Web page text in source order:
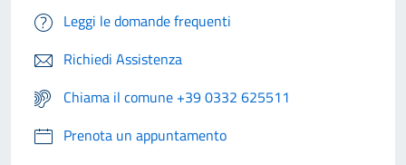
Leggi le domande frequenti
Richiedi Assistenza
Chiama il comune +39 0332 625511
Prenota un appuntamento